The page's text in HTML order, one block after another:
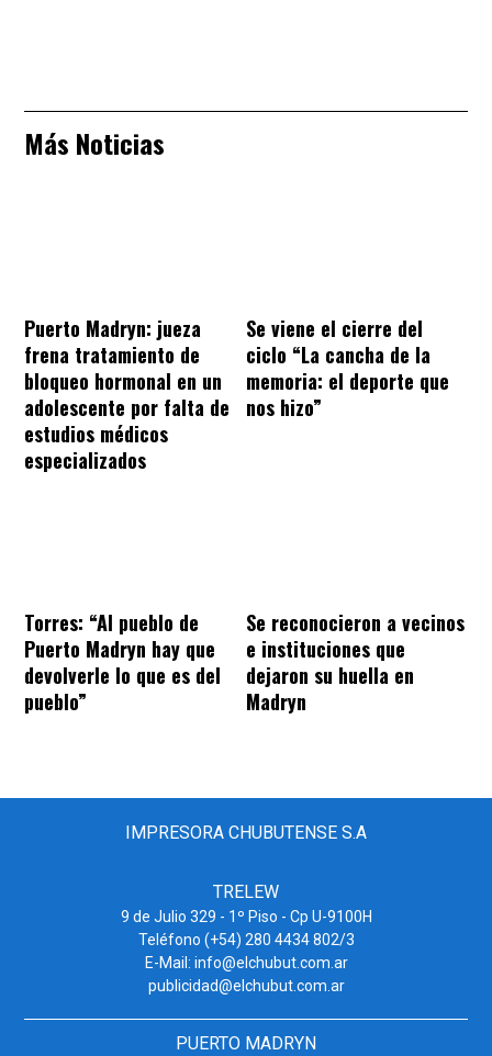
Más Noticias
Puerto Madryn: jueza
frena tratamiento de
bloqueo hormonal en un
adolescente por falta de
estudios médicos
especializados
Se viene el cierre del
ciclo “La cancha de la
memoria: el deporte que
nos hizo”
Torres: “Al pueblo de
Puerto Madryn hay que
devolverle lo que es del
pueblo”
Se reconocieron a vecinos
e instituciones que
dejaron su huella en
Madryn
IMPRESORA CHUBUTENSE S.A
TRELEW
9 de Julio 329 - 1º Piso - Cp U-9100H
Teléfono (+54) 280 4434 802/3
E-Mail: info@elchubut.com.ar
publicidad@elchubut.com.ar
PUERTO MADRYN